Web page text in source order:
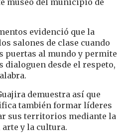
museo del municipio de
evidenció que la
salones de clase cuando
puertas al mundo y permite
dialoguen desde el respeto,
demuestra así que
también formar líderes
sus territorios mediante la
y la cultura.